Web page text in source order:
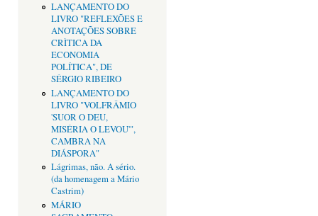
LANÇAMENTO DO
LIVRO "REFLEXÕES E
ANOTAÇÕES SOBRE
CRÌTICA DA
ECONOMIA
POLÍTICA", DE
SÉRGIO RIBEIRO
LANÇAMENTO DO
LIVRO "VOLFRÂMIO
'SUOR O DEU,
MISÉRIA O LEVOU'",
CAMBRA NA
DIÁSPORA"
Lágrimas, não. A sério.
(da homenagem a Mário
Castrim)
MÁRIO